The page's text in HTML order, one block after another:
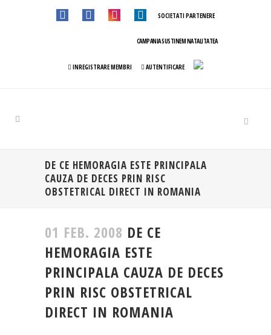
SOCIETATI PARTENERE
CAMPANIA SUSTINEM NATALITATEA
INREGISTRARE MEMBRI AUTENTIFICARE
DE CE HEMORAGIA ESTE PRINCIPALA
CAUZA DE DECES PRIN RISC
OBSTETRICAL DIRECT IN ROMANIA
01 FEB. 2008 DE CE
HEMORAGIA ESTE
PRINCIPALA CAUZA DE DECES
PRIN RISC OBSTETRICAL
DIRECT IN ROMANIA